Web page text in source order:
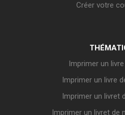
Créer votre
Imprimer un
Imprimer un livre
Imprimer un livret
Imprimer un livret de